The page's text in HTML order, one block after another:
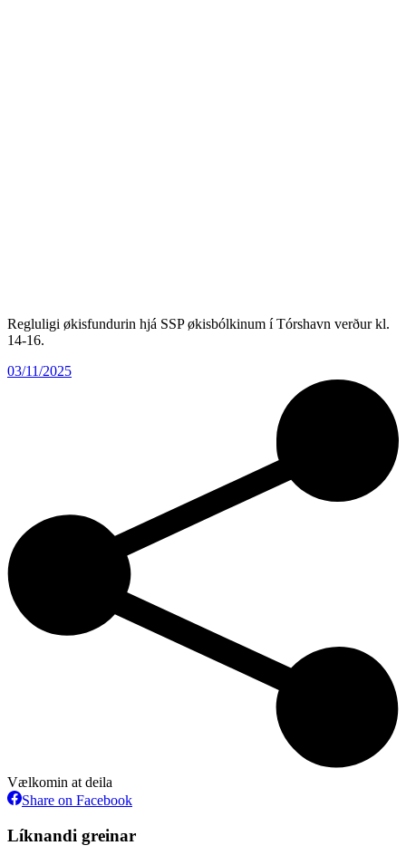
Regluligi økisfundurin hjá SSP økisbólkinum í Tórshavn verður kl.
14-16.
03/11/2025
Vælkomin at deila
Share on FacebookShare
Facebook
Líknandi greinar